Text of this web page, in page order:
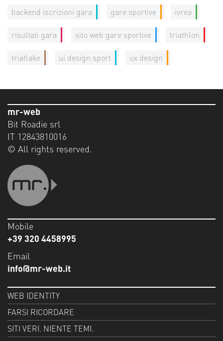
backend iscrizioni gara gare sportive ivrea
risultati gara sito web gare sportive triathlon
triatlake ui design sport ux design
mr-web
Bit Roadie srl
IT 12843810016
© All rights reserved.
Mobile
+39 320 4458995
Email
info@mr-web.it
WEB IDENTITY
FARSI RICORDARE
SITI VERI. NIENTE TEMI.